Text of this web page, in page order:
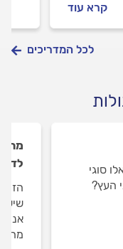
קרא עוד
לכל המדריכים
סוגי
העץ?
מה
אני
מה